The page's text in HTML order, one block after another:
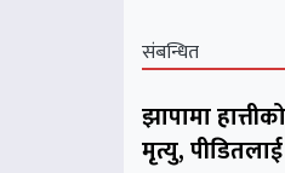
संबन्धित
झापामा
मृत्यु,